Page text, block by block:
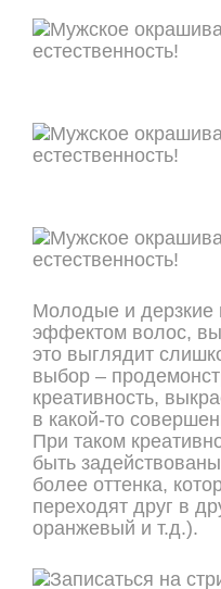
Молодые и дерзкие
эффектом волос,
это выглядит
выбор –
креативность,
в какой-то
При таком
быть
более оттенка,
переходят друг в
оранжевый и т.д.).